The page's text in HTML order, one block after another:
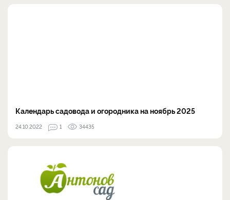
Календарь садовода и огородника на ноябрь 2025
24.10.2022 1 34435